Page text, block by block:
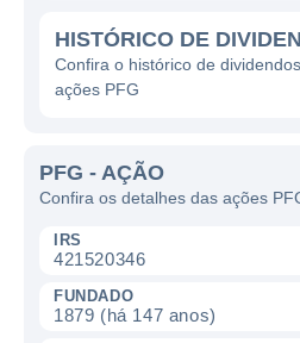
HISTÓRICO DE
Confira o histórico de
ações PFG
PFG - AÇÃO
Confira os detalhes das ações
IRS
421520346
FUNDADO
1879 (há 147 anos)